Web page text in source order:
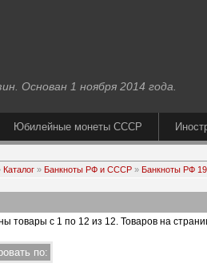
Основан 1 ноября 2014 года.
Юбилейные монеты СССР
Каталог» Банкноты РФ и СССР» Банкноты РФ
товары с 1 по 12 из 12. Товаров на